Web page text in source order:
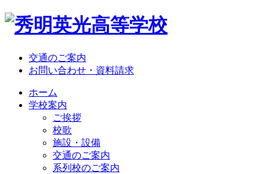
交通のご案内
お問い合わせ・資料請求
ホーム
学校案内
ご挨拶
校歌
施設・設備
交通のご案内
系列校のご案内